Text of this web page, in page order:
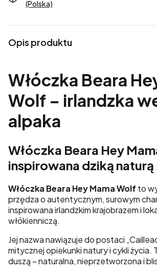
(Polska)
Opis produktu
Włóczka Beara
Wolf – irlandzka
alpaka
Włóczka Beara Hey
inspirowana dziką naturą
Włóczka Beara Hey Mama Wolf to
przędza o autentycznym, surowym
inspirowana irlandzkim krajobrazem i
włókienniczą.
Jej nazwa nawiązuje do postaci
mitycznej opiekunki natury i cykli życia.
duszą – naturalna, nieprzetworzona i